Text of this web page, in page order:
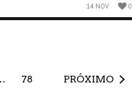
14 NOV 0
78 PRÓXIMO